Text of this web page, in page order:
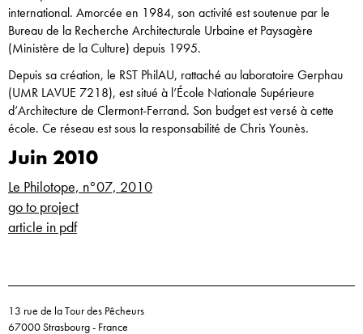
international. Amorcée en 1984, son activité est soutenue par le
Bureau de la Recherche Architecturale Urbaine et Paysagère
(Ministère de la Culture) depuis 1995.
Depuis sa création, le RST PhilAU, rattaché au laboratoire Gerphau
(UMR LAVUE 7218), est situé à l’École Nationale Supérieure
d’Architecture de Clermont-Ferrand. Son budget est versé à cette
école. Ce réseau est sous la responsabilité de Chris Younès.
Juin 2010
Le Philotope, n°07, 2010
go to project
article in pdf
13 rue de la Tour des Pêcheurs
67000 Strasbourg - France